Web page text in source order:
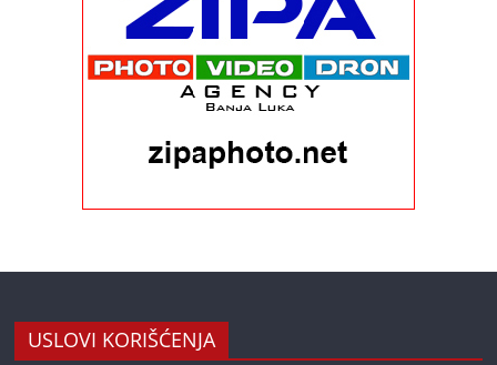
USLOVI KORIŠĆENJA